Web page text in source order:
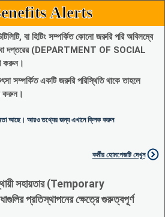
Alerts
বা হিটিং সম্পর্কিত কোনো জরুরি পরি অবিলম্বে
দপ্তরের (DEPARTMENT OF SOCIAL
করুন।
সম্পর্কিত একটি জরুরি পরিস্থিতি থাকে তাহলে
করুন।
আছে। আরও তথ্যের জন্য এখানে ক্লিক করুন
কর্মীর হোমপেজটি দেখুন
সহায়তার (Temporary
প্রতিস্থাপনের ক্ষেত্রে গুরুত্বপূর্ণ